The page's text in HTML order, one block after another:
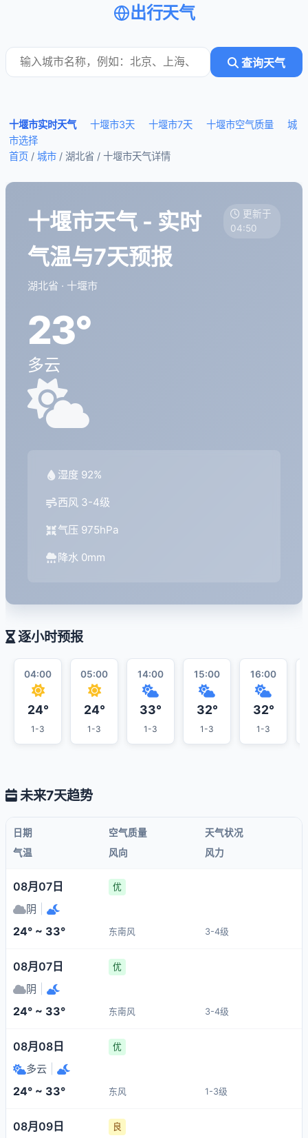
出行天气
查询天气
十堰市实时天气 十堰市3天 十堰市7天 十堰市空气质量
城
市选择
首页 / 城市 / 湖北省 / 十堰市天气详情
十堰市天气 - 实时
气温与7天预报
湖北省 · 十堰市
更新于
04:50
23°
多云
湿度 92%
西风 3-4级
气压 975hPa
降水 0mm
逐小时预报
04:00
24°
1-3
05:00
24°
1-3
14:00
33°
1-3
15:00
32°
1-3
16:00
32°
1-3
未来7天趋势
日期 空气质量
天气状况
气温
风向 风力
08月07日 优
阴
24° ~ 33° 东南风 3-4级
08月07日 优
阴
24° ~ 33° 东南风 3-4级
08月08日 优
多云
24° ~ 33° 东风 1-3级
08月09日 良